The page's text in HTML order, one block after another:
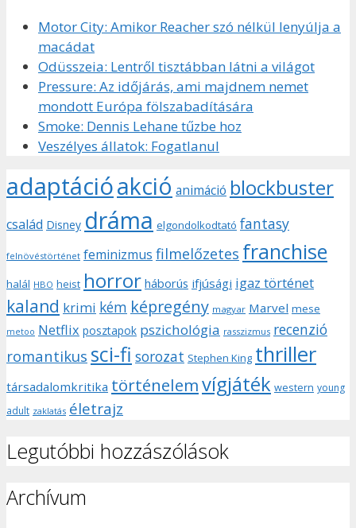
Motor City: Amikor Reacher szó nélkül lenyúlja a
macádat
Odüsszeia: Lentről tisztábban látni a világot
Pressure: Az időjárás, ami majdnem nemet
mondott Európa fölszabadítására
Smoke: Dennis Lehane tűzbe hoz
Veszélyes állatok: Fogatlanul
adaptációakció animáció blockbuster
család Disney dráma elgondolkodtató fantasy
felnövéstörténet feminizmus filmelőzetes franchise
halál HBO heist horror háborús ifjúsági igaz történet
kaland krimi kém képregény magyar Marvel mese
metoo Netflix posztapok pszichológia rasszizmus recenzió
romantikus sci-fi sorozat Stephen King thriller
társadalomkritika történelemvígjáték western young
adult zaklatás életrajz
Legutóbbi hozzászólások
Archívum